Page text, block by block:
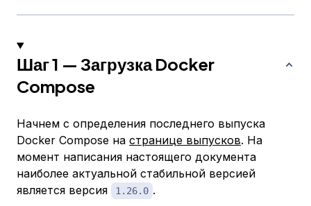
Шаг 1 — Загрузка Docker
Compose
Начнем с определения последнего выпуска
Docker Compose на странице выпусков. На
момент написания настоящего документа
наиболее актуальной стабильной версией
является версия
1.26.0 .